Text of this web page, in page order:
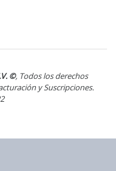
©, Todos los derechos
y Suscripciones.